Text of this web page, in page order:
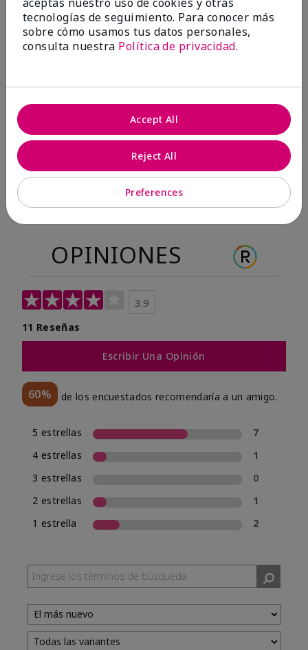
Antes & después
Antes
Después
Antes
Después
OPINIONES
3.9
11 Reseñas
Escribir Una Opinión
60% de los encuestados recomendaría a un amigo.
5 estrellas
7
4 estrellas
1
3 estrellas
0
2 estrellas
1
1 estrella
2
tecnologías de seguimiento. Para conocer más
sobre cómo usamos tus datos personales,
consulta nuestra Política de privacidad.
Preferences
Reject All
Accept All